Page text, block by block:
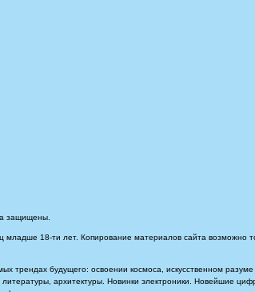
защищены.
18-ти лет. Копирование материалов сайта возможно
трендах будущего: освоении космоса, искусственном
литературы, архитектуры. Новинки электроники. Новейшие